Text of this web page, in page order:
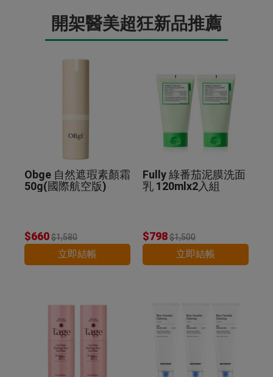
開架醫美超狂新品推薦
Obge 自然遮瑕素顏霜
50g(國際航空版)
$660$1,580
立即結帳
Fully 綠番茄泥膜洗面
乳 120mlx2入組
$798$1,500
立即結帳